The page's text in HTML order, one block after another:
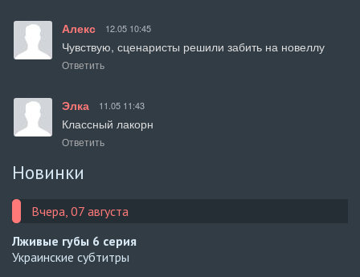
Алекс 12.05 10:45
Чувствую, сценаристы решили забить на новеллу
Ответить
Элка 11.05 11:43
Классный лакорн
Ответить
Новинки
Вчера, 07 августа
Лживые губы 6 серия
Украинские субтитры